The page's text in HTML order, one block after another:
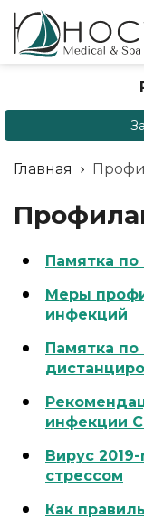
Главная
Памятка по
Меры
инфекций
Памятка
инфекции
Вирус
стрессом
Как